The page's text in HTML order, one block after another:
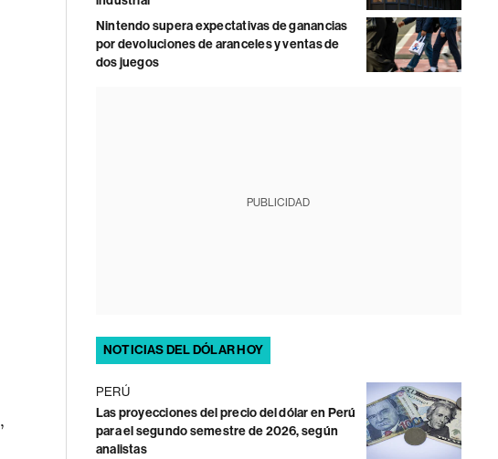
Nintendo supera expectativas de ganancias
por devoluciones de aranceles y ventas de
dos juegos
PUBLICIDAD
NOTICIAS DEL DÓLAR HOY
PERÚ
Las proyecciones del precio del dólar en Perú
para el segundo semestre de 2026, según
analistas